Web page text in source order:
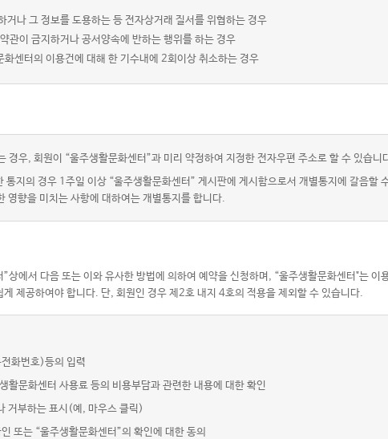
나 그 정보를 도용하는 등 전자상거래 질서를 위협하는 경우
관이 금지하거나 공서양속에 반하는 행위를 하는 경우
센터의 이용건에 대해 한 기수내에 2회이상 취소하는 경우
경우, 회원이 “울주생활문화센터”과 미리 약정하여 지정한 전자우편 주소로 할 수 있습니
통지의 경우 1주일 이상 “울주생활문화센터” 게시판에 게시함으로서 개별통지에 갈음할
영향을 미치는 사항에 대하여는 개별통지를 합니다.
상에서 다음 또는 이와 유사한 방법에 의하여 예약을 신청하며, “울주생활문화센터"는 이
제공하여야 합니다. 단, 회원인 경우 제2호 내지 4호의 적용을 제외할 수 있습니다.
화번호)등의 입력
활문화센터 사용료 등의 비용부담과 관련한 내용에 대한 확인
거부하는 표시(예, 마우스 클릭)
또는 “울주생활문화센터”의 확인에 대한 동의